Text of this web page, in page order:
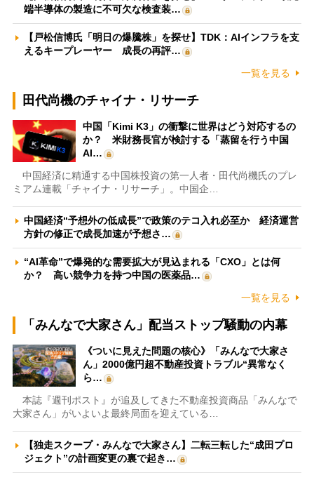
端半導体の製造に不可欠な検査装…
【戸松信博氏「明日の爆騰株」を探せ】TDK：AIインフラを支
えるキープレーヤー 成長の再評…
一覧を見る
田代尚機のチャイナ・リサーチ
中国「Kimi K3」の衝撃に世界はどう対応するの
か？ 米財務長官が検討する「蒸留を行う中国
AI…
中国経済に精通する中国株投資の第一人者・田代尚機氏のプレ
ミアム連載「チャイナ・リサーチ」。中国企…
中国経済“予想外の低成長”で政策のテコ入れ必至か 経済運営
方針の修正で成長加速が予想さ…
“AI革命”で爆発的な需要拡大が見込まれる「CXO」とは何
か？ 高い競争力を持つ中国の医薬品…
一覧を見る
「みんなで大家さん」配当ストップ騒動の内幕
《ついに見えた問題の核心》「みんなで大家さ
ん」2000億円超不動産投資トラブル“異常なく
ら…
本誌『週刊ポスト』が追及してきた不動産投資商品「みんなで
大家さん」がいよいよ最終局面を迎えている…
【独走スクープ・みんなで大家さん】二転三転した“成田プロ
ジェクト”の計画変更の裏で起き…